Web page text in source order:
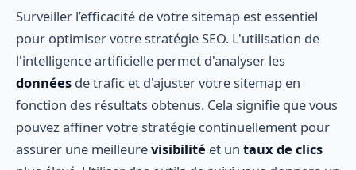
Surveiller l’efficacité de votre sitemap est essentiel
pour optimiser votre stratégie SEO. L'utilisation de
l'intelligence artificielle permet d'analyser les
données de trafic et d'ajuster votre sitemap en
fonction des résultats obtenus. Cela signifie que vous
pouvez affiner votre stratégie continuellement pour
assurer une meilleurevisibilité et un taux de clics